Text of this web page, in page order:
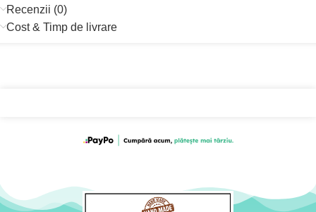
Recenzii (0)
Cost & Timp de livrare